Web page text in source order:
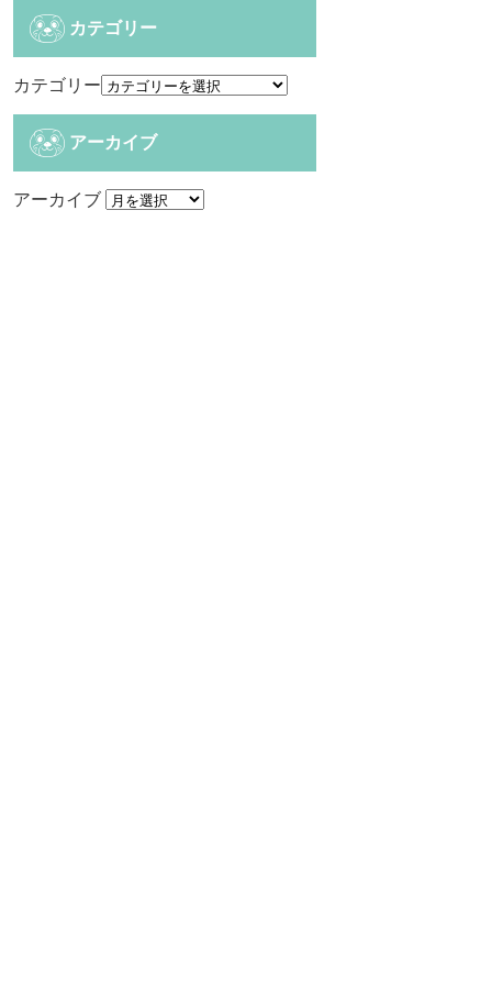
カテゴリー
カテゴリー
アーカイブ
アーカイブ